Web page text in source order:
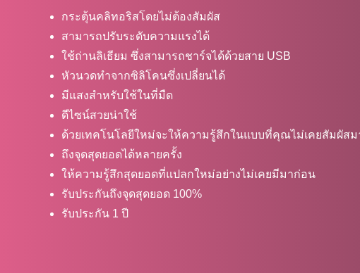
กระตุ้นคลิทอริสโดยไม่ต้องสัมผัส
สามารถปรับระดับความแรงได้
ใช้ถ่านลิเธียม ซึ่งสามารถชาร์จได้ด้วยสาย USB
หัวนวดทำจากซิลิโคนซึ่งเปลี่ยนได้
มีแสงสำหรับใช้ในที่มืด
ดีไซน์สวยน่าใช้
ด้วยเทคโนโลยีใหม่จะให้ความรู้สึกในแบบที่คุณไม่เคยสัมผัส
ถึงจุดสุดยอดได้หลายครั้ง
ให้ความรู้สึกสุดยอดที่แปลกใหม่อย่างไม่เคยมีมาก่อน
รับประกันถึงจุดสุดยอด 100%
รับประกัน 1 ปี